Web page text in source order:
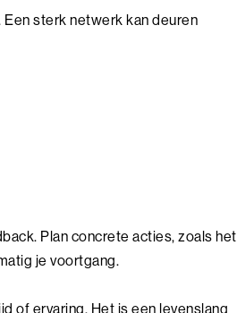
sterk netwerk kan deuren
Plan concrete acties, zoals het
je voortgang.
of ervaring. Het is een levenslang